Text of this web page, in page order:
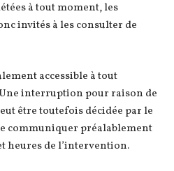
à tout moment, les
invités à les consulter de
accessible à tout
interruption pour raison de
être toutefois décidée par le
communiquer préalablement
heures de l’intervention.